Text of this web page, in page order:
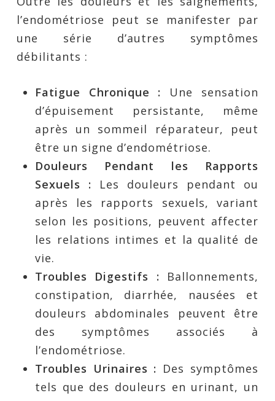
l’endométriose peut se manifester par
une série d’autres symptômes
débilitants :
Fatigue Chronique :
Une sensation
d’épuisement persistante, même
après un sommeil réparateur, peut
être un signe d’endométriose.
Douleurs Pendant les Rapports
Sexuels : Les douleurs pendant ou
après les rapports sexuels, variant
selon les positions, peuvent affecter
les relations intimes et la qualité de
vie.
Troubles Digestifs : Ballonnements,
constipation, diarrhée, nausées et
douleurs abdominales peuvent être
des symptômes associés à
l’endométriose.
Troubles Urinaires : Des symptômes
tels que des douleurs en urinant, un